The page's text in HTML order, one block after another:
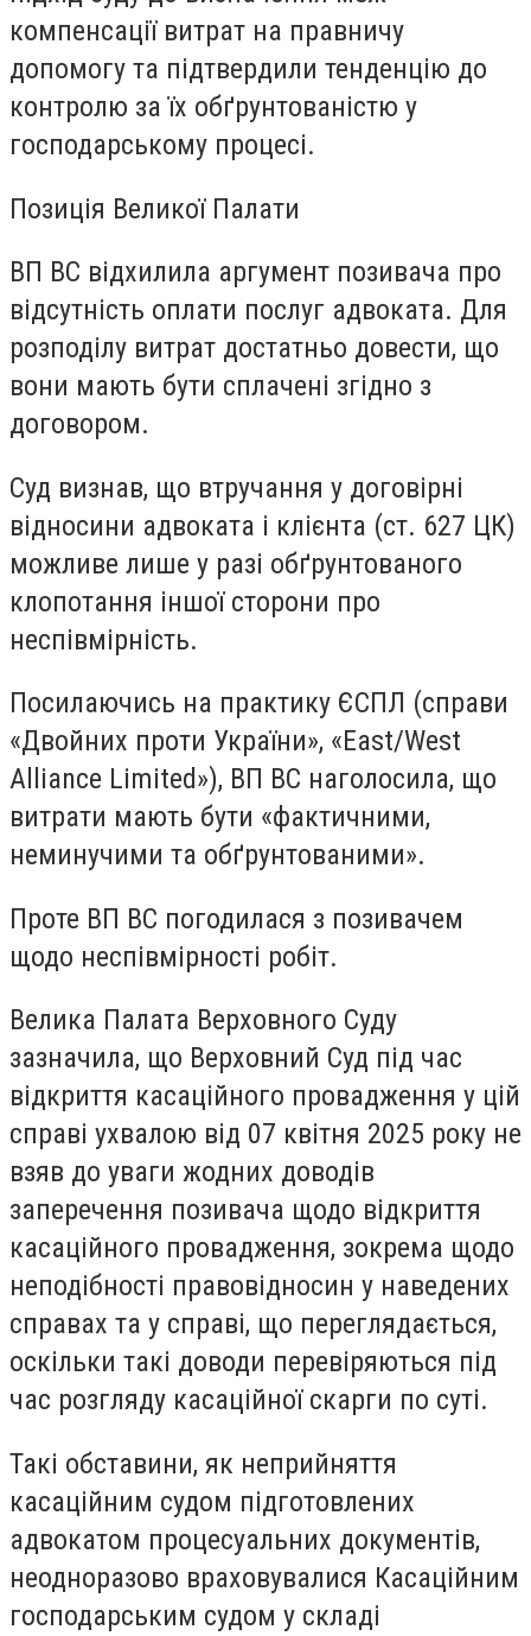
компенсації витрат на правничу
допомогу та підтвердили тенденцію до
контролю за їх обґрунтованістю у
господарському процесі.
Позиція Великої Палати
ВП ВС відхилила аргумент позивача про
відсутність оплати послуг адвоката. Для
розподілу витрат достатньо довести, що
вони мають бути сплачені згідно з
договором.
Суд визнав, що втручання у договірні
відносини адвоката і клієнта (ст. 627 ЦК)
можливе лише у разі обґрунтованого
клопотання іншої сторони про
неспівмірність.
Посилаючись на практику ЄСПЛ (справи
«Двойних проти України», «East/West
Alliance Limited»), ВП ВС наголосила, що
витрати мають бути «фактичними,
неминучими та обґрунтованими».
Проте ВП ВС погодилася з позивачем
щодо неспівмірності робіт.
Велика Палата Верховного Суду
зазначила, що Верховний Суд під час
відкриття касаційного провадження у цій
справі ухвалою від 07 квітня 2025 року не
взяв до уваги жодних доводів
заперечення позивача щодо відкриття
касаційного провадження, зокрема щодо
неподібності правовідносин у наведених
справах та у справі, що переглядається,
оскільки такі доводи перевіряються під
час розгляду касаційної скарги по суті.
Такі обставини, як неприйняття
касаційним судом підготовлених
адвокатом процесуальних документів,
неодноразово враховувалися Касаційним
господарським судом у складі